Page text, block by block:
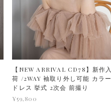
【NEW ARRIVAL CD78】新作入
荷 /2WAY 袖取り外し可能 カラー
ドレス 挙式 2次会 前撮り
¥59,800